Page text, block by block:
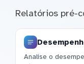
Relatórios pré-
Analise o